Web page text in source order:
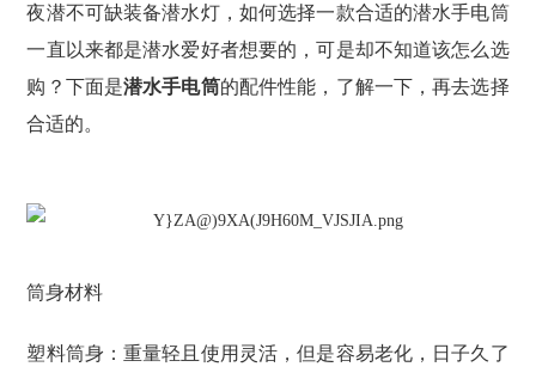
夜潜不可缺装备潜水灯，如何选择一款合适的潜水手电筒
一直以来都是潜水爱好者想要的，可是却不知道该怎么选
购？下面是潜水手电筒的配件性能，了解一下，再去选择
合适的。
筒身材料
塑料筒身：重量轻且使用灵活，但是容易老化，日子久了